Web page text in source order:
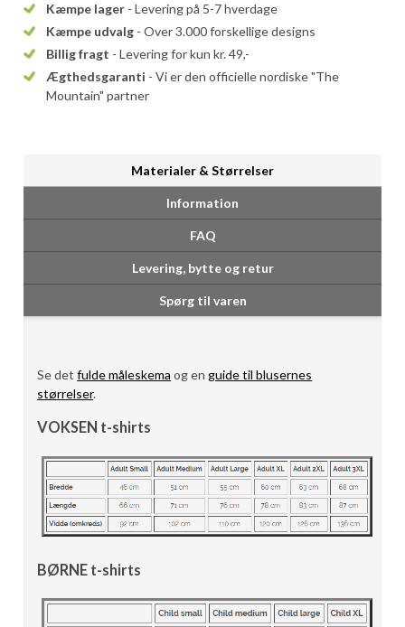
Kæmpe lager - Levering på 5-7 hverdage
Kæmpe udvalg - Over 3.000 forskellige designs
Billig fragt - Levering for kun kr. 49,-
Ægthedsgaranti - Vi er den officielle nordiske "The
Mountain" partner
Materialer & Størrelser
Information
FAQ
Levering, bytte og retur
Spørg til varen
Se detfulde måleskema og enguide til blusernes
størrelser.
VOKSEN t-shirts
BØRNE t-shirts